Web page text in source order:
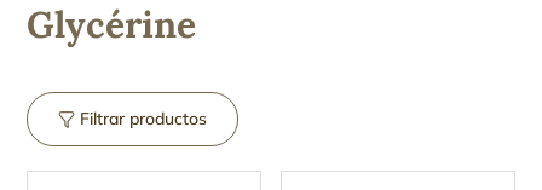
Glycérine
Filtrar productos